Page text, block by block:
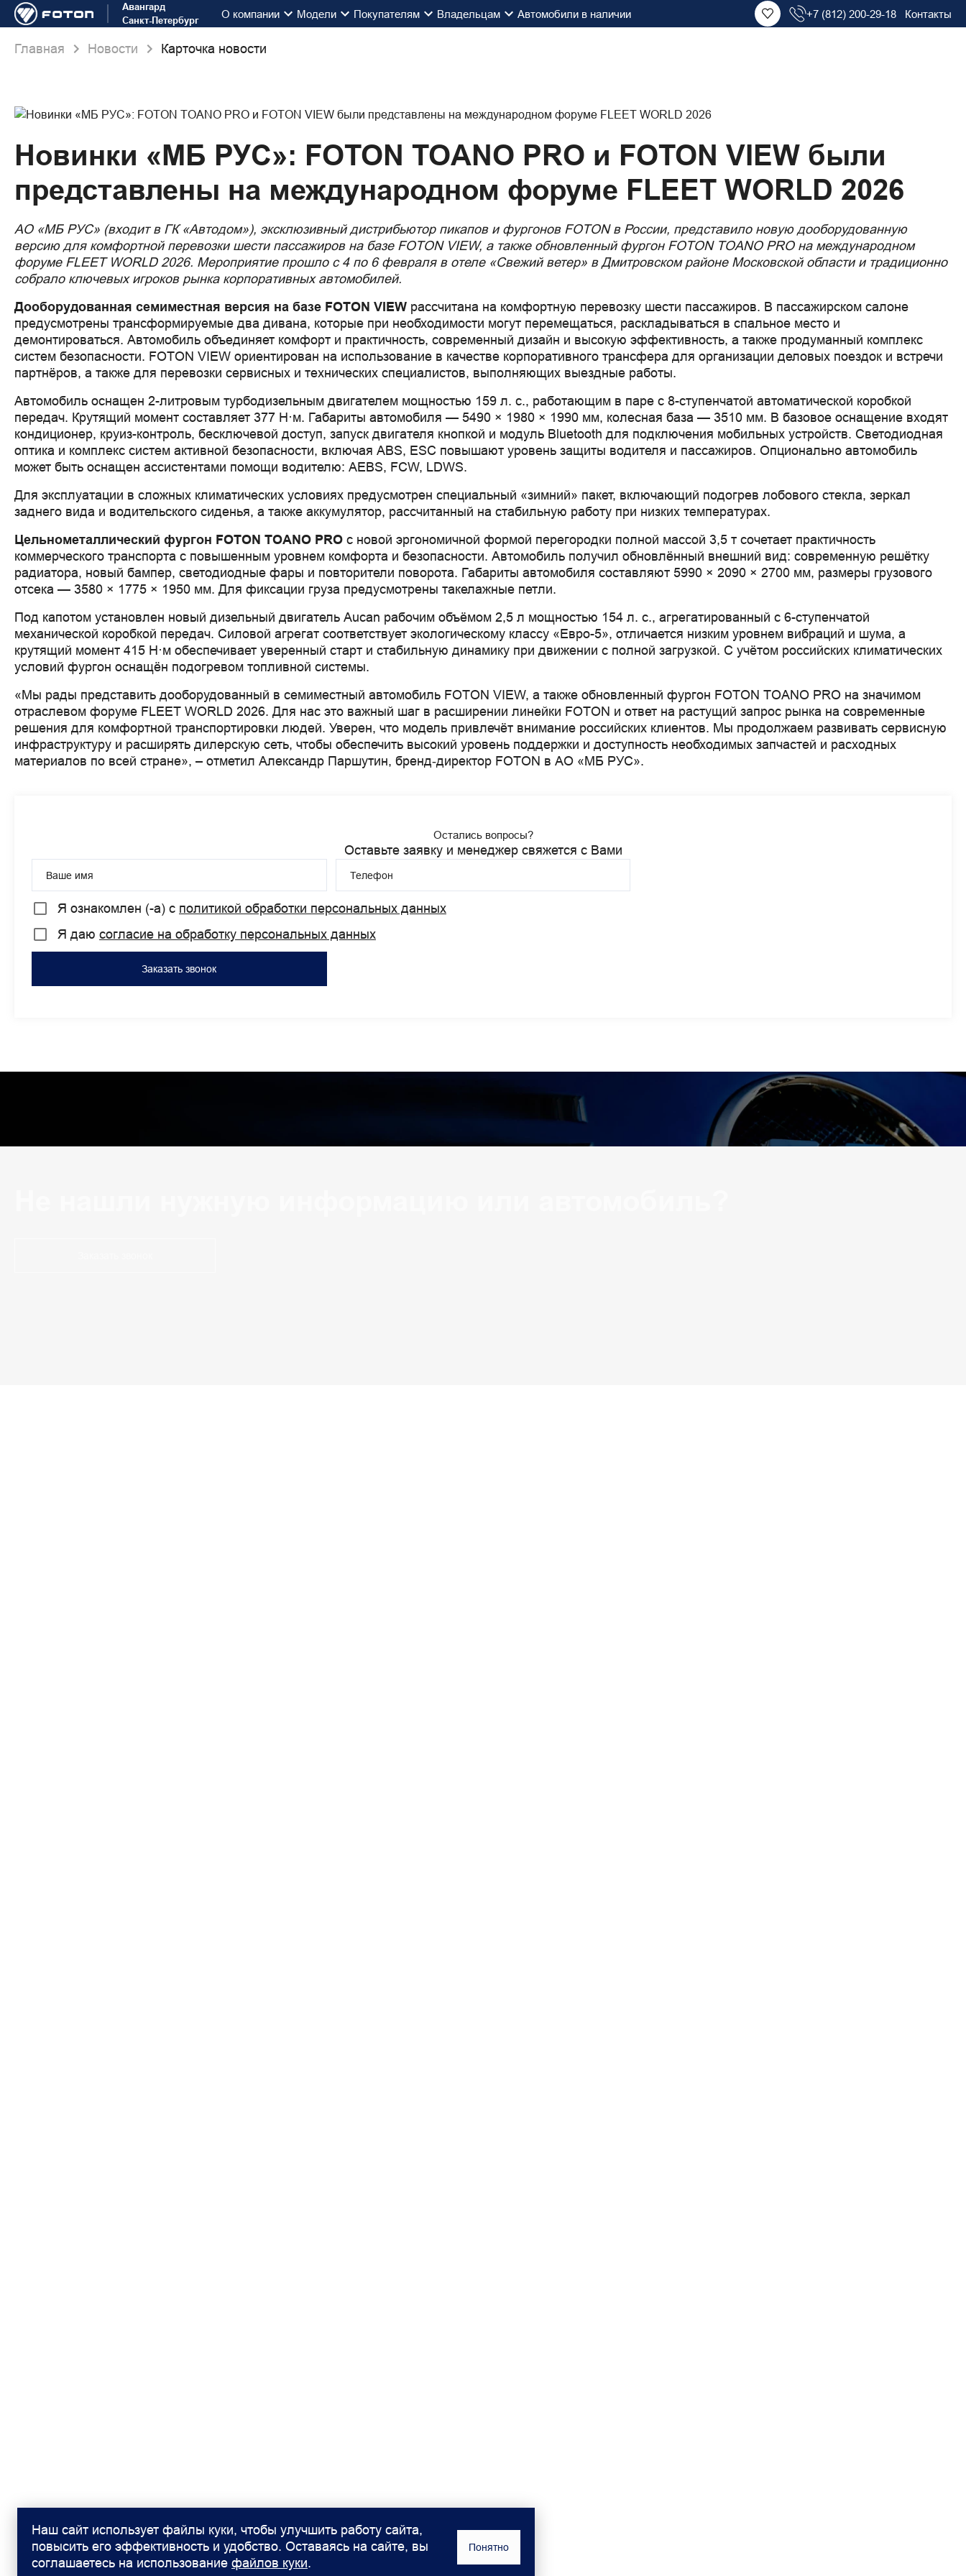
Авангард
Санкт-Петербург
О компании Модели Покупателям Владельцам Автомобили в наличии +7 (812) 200-29-18 Контакты
Главная Новости Карточка новости
Остались вопросы?
Оставьте заявку и менеджер свяжется с Вами
Ваше имя Телефон
Я ознакомлен (-а) с политикой обработки персональных данных
Я даю согласие на обработку персональных данных
Заказать звонок
Новинки «МБ РУС»: FOTON TOANO PRO и FOTON VIEW были
представлены на международном форуме FLEET WORLD 2026
АО «МБ РУС» (входит в ГК «Автодом»), эксклюзивный дистрибьютор пикапов и фургонов FOTON в России, представило новую дооборудованную
версию для комфортной перевозки шести пассажиров на базе FOTON VIEW, а также обновленный фургон FOTON TOANO PRO на международном
форуме FLEET WORLD 2026. Мероприятие прошло с 4 по 6 февраля в отеле «Свежий ветер» в Дмитровском районе Московской области и традиционно
собрало ключевых игроков рынка корпоративных автомобилей.
Дооборудованная семиместная версия на базе FOTON VIEW рассчитана на комфортную перевозку шести пассажиров. В пассажирском салоне
предусмотрены трансформируемые два дивана, которые при необходимости могут перемещаться, раскладываться в спальное место и
демонтироваться. Автомобиль объединяет комфорт и практичность, современный дизайн и высокую эффективность, а также продуманный комплекс
систем безопасности. FOTON VIEW ориентирован на использование в качестве корпоративного трансфера для организации деловых поездок и встречи
партнёров, а также для перевозки сервисных и технических специалистов, выполняющих выездные работы.
Автомобиль оснащен 2-литровым турбодизельным двигателем мощностью 159 л. с., работающим в паре с 8-ступенчатой автоматической коробкой
передач. Крутящий момент составляет 377 Н·м. Габариты автомобиля — 5490 × 1980 × 1990 мм, колесная база — 3510 мм. В базовое оснащение входят
кондиционер, круиз-контроль, бесключевой доступ, запуск двигателя кнопкой и модуль Bluetooth для подключения мобильных устройств. Светодиодная
оптика и комплекс систем активной безопасности, включая ABS, ESC повышают уровень защиты водителя и пассажиров. Опционально автомобиль
может быть оснащен ассистентами помощи водителю: AEBS, FCW, LDWS.
Для эксплуатации в сложных климатических условиях предусмотрен специальный «зимний» пакет, включающий подогрев лобового стекла, зеркал
заднего вида и водительского сиденья, а также аккумулятор, рассчитанный на стабильную работу при низких температурах.
Цельнометаллический фургон FOTON TOANO PRO с новой эргономичной формой перегородки полной массой 3,5 т сочетает практичность
коммерческого транспорта с повышенным уровнем комфорта и безопасности. Автомобиль получил обновлённый внешний вид: современную решётку
радиатора, новый бампер, светодиодные фары и повторители поворота. Габариты автомобиля составляют 5990 × 2090 × 2700 мм, размеры грузового
отсека — 3580 × 1775 × 1950 мм. Для фиксации груза предусмотрены такелажные петли.
Под капотом установлен новый дизельный двигатель Aucan рабочим объёмом 2,5 л мощностью 154 л. с., агрегатированный с 6-ступенчатой
механической коробкой передач. Силовой агрегат соответствует экологическому классу «Евро-5», отличается низким уровнем вибраций и шума, а
крутящий момент 415 Н·м обеспечивает уверенный старт и стабильную динамику при движении с полной загрузкой. С учётом российских климатических
условий фургон оснащён подогревом топливной системы.
«Мы рады представить дооборудованный в семиместный автомобиль FOTON VIEW, а также обновленный фургон FOTON TOANO PRO на значимом
отраслевом форуме FLEET WORLD 2026. Для нас это важный шаг в расширении линейки FOTON и ответ на растущий запрос рынка на современные
решения для комфортной транспортировки людей. Уверен, что модель привлечёт внимание российских клиентов. Мы продолжаем развивать сервисную
инфраструктуру и расширять дилерскую сеть, чтобы обеспечить высокий уровень поддержки и доступность необходимых запчастей и расходных
материалов по всей стране», – отметил Александр Паршутин, бренд‑директор FOTON в АО «МБ РУС».
Наш сайт использует файлы куки, чтобы улучшить работу сайта,
повысить его эффективность и удобство. Оставаясь на сайте, вы
соглашаетесь на использование файлов куки.
Понятно